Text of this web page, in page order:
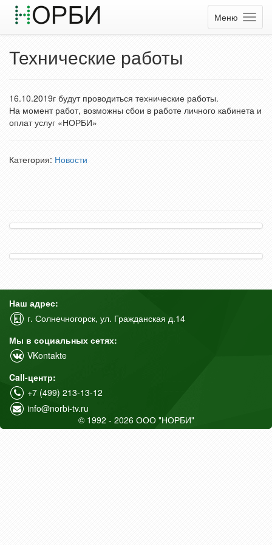
Меню
Технические работы
16.10.2019г будут проводиться технические работы.
На момент работ, возможны сбои в работе личного кабинета и
оплат услуг «НОРБИ»
Категория: Новости
Наш адрес:
г. Солнечногорск, ул. Гражданская д.14
Мы в социальных сетях:
VKontakte
Call-центр:
+7 (499) 213-13-12
info@norbi-tv.ru
© 1992 - 2026 ООО "НОРБИ"